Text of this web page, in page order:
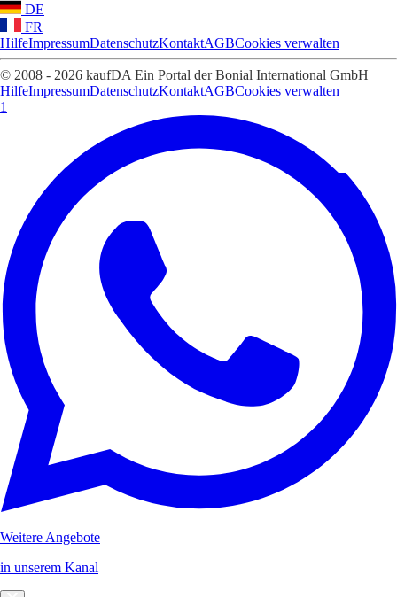
DE
FR
HilfeImpressumDatenschutzKontaktAGBCookies verwalten
© 2008 - 2026 kaufDA Ein Portal der Bonial International GmbH
HilfeImpressumDatenschutzKontaktAGBCookies verwalten
1
Weitere Angebote
in unserem Kanal